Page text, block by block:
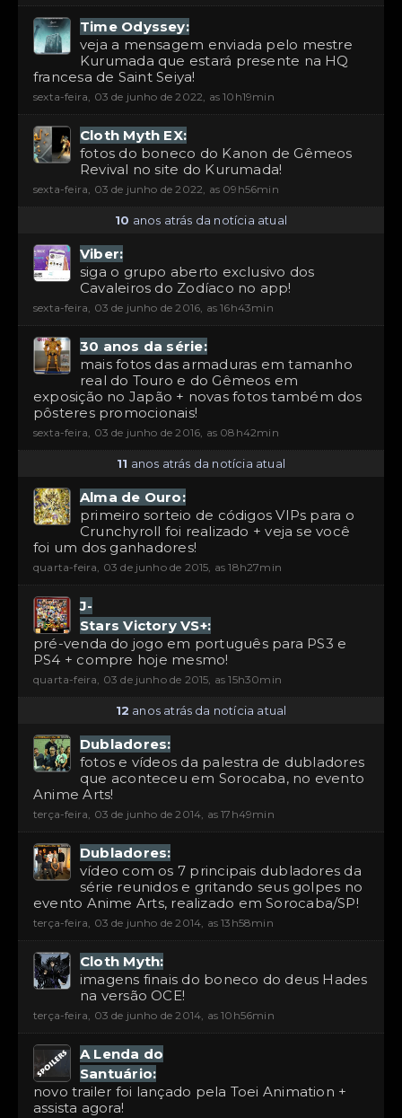
Time Odyssey:
veja a mensagem enviada pelo mestre
Kurumada que estará presente na HQ
francesa de Saint Seiya!
sexta-feira, 03 de junho de 2022, as 10h19min
Cloth Myth EX:
fotos do boneco do Kanon de Gêmeos
Revival no site do Kurumada!
sexta-feira, 03 de junho de 2022, as 09h56min
10 anos atrás da notícia atual
Viber:
siga o grupo aberto exclusivo dos
Cavaleiros do Zodíaco no app!
sexta-feira, 03 de junho de 2016, as 16h43min
30 anos da série:
mais fotos das armaduras em tamanho
real do Touro e do Gêmeos em
exposição no Japão + novas fotos também dos
pôsteres promocionais!
sexta-feira, 03 de junho de 2016, as 08h42min
11 anos atrás da notícia atual
Alma de Ouro:
primeiro sorteio de códigos VIPs para o
Crunchyroll foi realizado + veja se você
foi um dos ganhadores!
quarta-feira, 03 de junho de 2015, as 18h27min
J-
Stars Victory VS+:
pré-venda do jogo em português para PS3 e
PS4 + compre hoje mesmo!
quarta-feira, 03 de junho de 2015, as 15h30min
12 anos atrás da notícia atual
Dubladores:
fotos e vídeos da palestra de dubladores
que aconteceu em Sorocaba, no evento
Anime Arts!
terça-feira, 03 de junho de 2014, as 17h49min
Dubladores:
vídeo com os 7 principais dubladores da
série reunidos e gritando seus golpes no
evento Anime Arts, realizado em Sorocaba/SP!
terça-feira, 03 de junho de 2014, as 13h58min
Cloth Myth:
imagens finais do boneco do deus Hades
na versão OCE!
terça-feira, 03 de junho de 2014, as 10h56min
A Lenda do
Santuário:
novo trailer foi lançado pela Toei Animation +
assista agora!